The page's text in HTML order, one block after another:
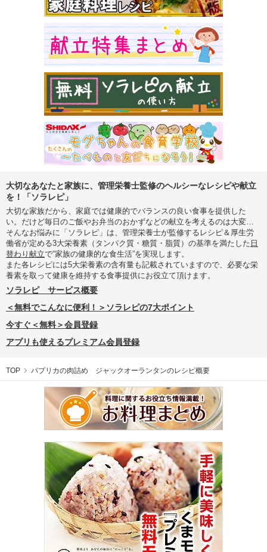
大切なあなたと家族に、管理栄養士監修のヘルシーなレシピや献立
を！「ソラレピ」
大切な家族だから、家庭では健康的でバランスの良い食事を提供した
い。だけど毎日のご飯やお弁当のおかずなどの献立を考えるのは大変…
そんなお悩みに「ソラレピ」は、管理栄養士が監修するレシピ＆厚生労
働省が定める3大栄養素（タンパク質・糖質・脂質）の基準を満たした 日
替わり献立で“家族の健康的な食生活”を実現します。
また各レシピには5大栄養素の含有量も記載されていますので、必要な栄
養素を取って健康を維持する食事提供にお役立て頂けます。
ソラレピ サービス概要
＜無料でこんなに便利！＞ソラレピの7大ポイント
今すぐ＜無料＞会員登録
アプリも使えるプレミアム会員登録
TOP パプリカの肉詰め ジャックオーランタンのレシピ概要